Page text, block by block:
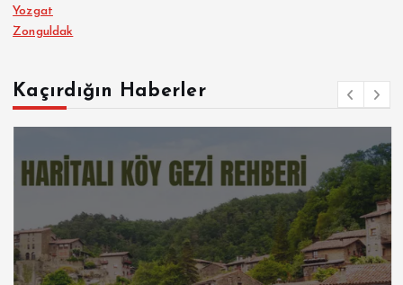
Yozgat
Zonguldak
Kaçırdığın Haberler